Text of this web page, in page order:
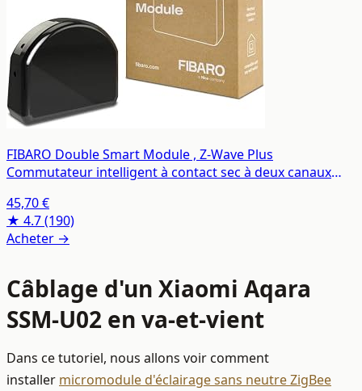
FIBARO Double Smart Module , Z-Wave Plus
Commutateur intelligent à contact sec à deux canaux
45,70 €
★ 4.7(190)
Acheter →
Câblage d'un Xiaomi Aqara
SSM-U02 en va-et-vient
Dans ce tutoriel, nous allons voir comment
installer micromodule d'éclairage sans neutre ZigBee